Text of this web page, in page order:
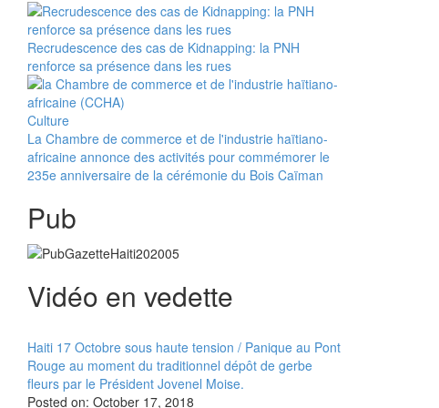
Recrudescence des cas de Kidnapping: la PNH
renforce sa présence dans les rues
Culture
La Chambre de commerce et de l'industrie haïtiano-
africaine annonce des activités pour commémorer le
235e anniversaire de la cérémonie du Bois Caïman
Pub
Vidéo en vedette
Haiti 17 Octobre sous haute tension / Panique au Pont
Rouge au moment du traditionnel dépôt de gerbe
fleurs par le Président Jovenel Moise.
Posted on: October 17, 2018